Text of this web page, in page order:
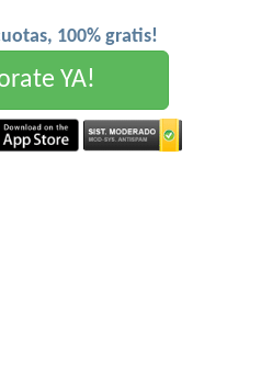
100% gratis!
YA!